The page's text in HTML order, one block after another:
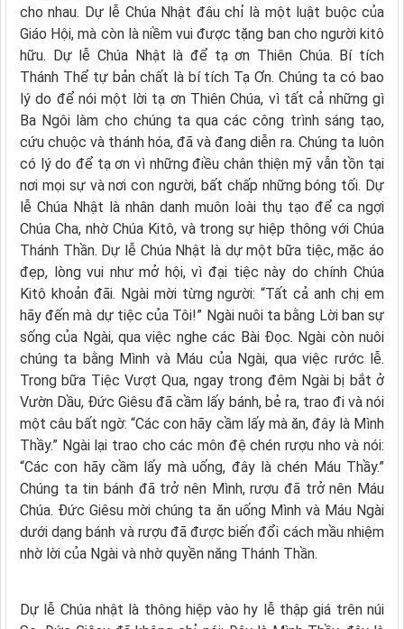
cho nhau. Dự lễ Chúa Nhật đâu chỉ là một luật buộc của
Giáo Hội, mà còn là niềm vui được tặng ban cho người kitô
hữu. Dự lễ Chúa Nhật là để tạ ơn Thiên Chúa. Bí tích
Thánh Thể tự bản chất là bí tích Tạ Ơn. Chúng ta có bao
lý do để nói một lời tạ ơn Thiên Chúa, vì tất cả những gì
Ba Ngôi làm cho chúng ta qua các công trình sáng tạo,
cứu chuộc và thánh hóa, đã và đang diễn ra. Chúng ta luôn
có lý do để tạ ơn vì những điều chân thiện mỹ vẫn tồn tại
nơi mọi sự và nơi con người, bất chấp những bóng tối. Dự
lễ Chúa Nhật là nhân danh muôn loài thụ tạo để ca ngợi
Chúa Cha, nhờ Chúa Kitô, và trong sự hiệp thông với Chúa
Thánh Thần. Dự lễ Chúa Nhật là dự một bữa tiệc, mặc áo
đẹp, lòng vui như mở hội, vì đại tiệc này do chính Chúa
Kitô khoản đãi. Ngài mời từng người: “Tất cả anh chị em
hãy đến mà dự tiệc của Tôi!” Ngài nuôi ta bằng Lời ban sự
sống của Ngài, qua việc nghe các Bài Đọc. Ngài còn nuôi
chúng ta bằng Mình và Máu của Ngài, qua việc rước lễ.
Trong bữa Tiệc Vượt Qua, ngay trong đêm Ngài bị bắt ở
Vườn Dầu, Đức Giêsu đã cầm lấy bánh, bẻ ra, trao đi và nói
một câu bất ngờ: “Các con hãy cầm lấy mà ăn, đây là Mình
Thầy.” Ngài lại trao cho các môn đệ chén rượu nho và nói:
“Các con hãy cầm lấy mà uống, đây là chén Máu Thầy.”
Chúng ta tin bánh đã trở nên Mình, rượu đã trở nên Máu
Chúa. Đức Giêsu mời chúng ta ăn uống Mình và Máu Ngài
dưới dạng bánh và rượu đã được biến đổi cách mầu nhiệm
nhờ lời của Ngài và nhờ quyền năng Thánh Thần.
Dự lễ Chúa nhật là thông hiệp vào hy lễ thập giá trên núi